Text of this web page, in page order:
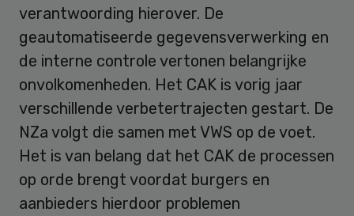
verantwoording hierover. De
geautomatiseerde gegevensverwerking en
de interne controle vertonen belangrijke
onvolkomenheden. Het CAK is vorig jaar
verschillende verbetertrajecten gestart. De
NZa volgt die samen met VWS op de voet.
Het is van belang dat het CAK de processen
op orde brengt voordat burgers en
aanbieders hierdoor problemen